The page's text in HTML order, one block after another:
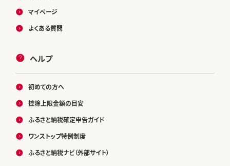
マイページ
よくある質問
ヘルプ
初めての方へ
控除上限金額の目安
ふるさと納税確定申告ガイド
ワンストップ特例制度
ふるさと納税ナビ（外部サイト）